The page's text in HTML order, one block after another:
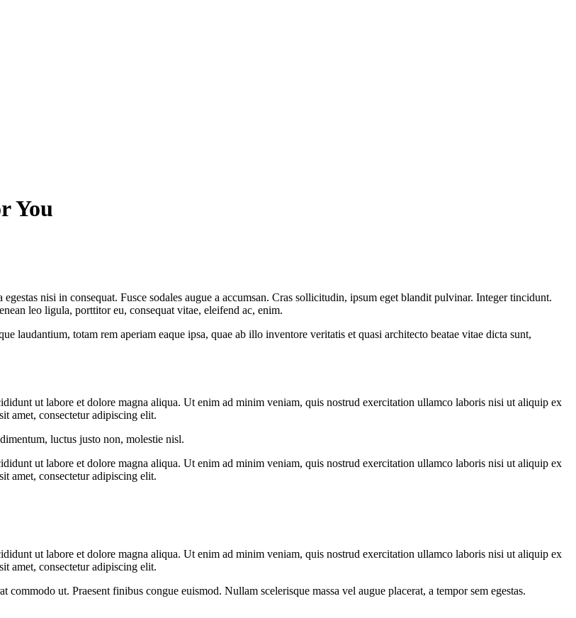
You
nisi in consequat. Fusce sodales augue a accumsan. Cras sollicitudin, ipsum eget blandit pulvinar. Integer tincidunt.
leo ligula, porttitor eu, consequat vitae, eleifend ac, enim.
laudantium, totam rem aperiam eaque ipsa, quae ab illo inventore veritatis et quasi architecto beatae vitae dicta sunt,
ut labore et dolore magna aliqua. Ut enim ad minim veniam, quis nostrud exercitation ullamco laboris nisi ut aliquip ex
amet, consectetur adipiscing elit.
luctus justo non, molestie nisl.
ut labore et dolore magna aliqua. Ut enim ad minim veniam, quis nostrud exercitation ullamco laboris nisi ut aliquip ex
amet, consectetur adipiscing elit.
ut labore et dolore magna aliqua. Ut enim ad minim veniam, quis nostrud exercitation ullamco laboris nisi ut aliquip ex
amet, consectetur adipiscing elit.
ut. Praesent finibus congue euismod. Nullam scelerisque massa vel augue placerat, a tempor sem egestas.